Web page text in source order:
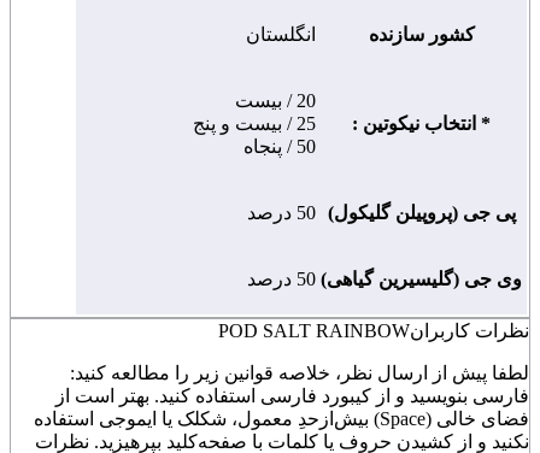
کشور سازنده انگلستان
* انتخاب نیکوتین :
20 / بیست
25 / بیست و پنج
50 / پنجاه
پی جی (پروپیلن گلیکول) 50 درصد
وی جی (گلیسیرین گیاهی) 50 درصد
نظرات کاربرانPOD SALT RAINBOW
لطفا پیش از ارسال نظر، خلاصه قوانین زیر را مطالعه کنید:
فارسی بنویسید و از کیبورد فارسی استفاده کنید. بهتر است از
فضای خالی (Space) بیش‌از‌حدِ معمول، شکلک یا ایموجی استفاده
نکنید و از کشیدن حروف یا کلمات با صفحه‌کلید بپرهیزید. نظرات